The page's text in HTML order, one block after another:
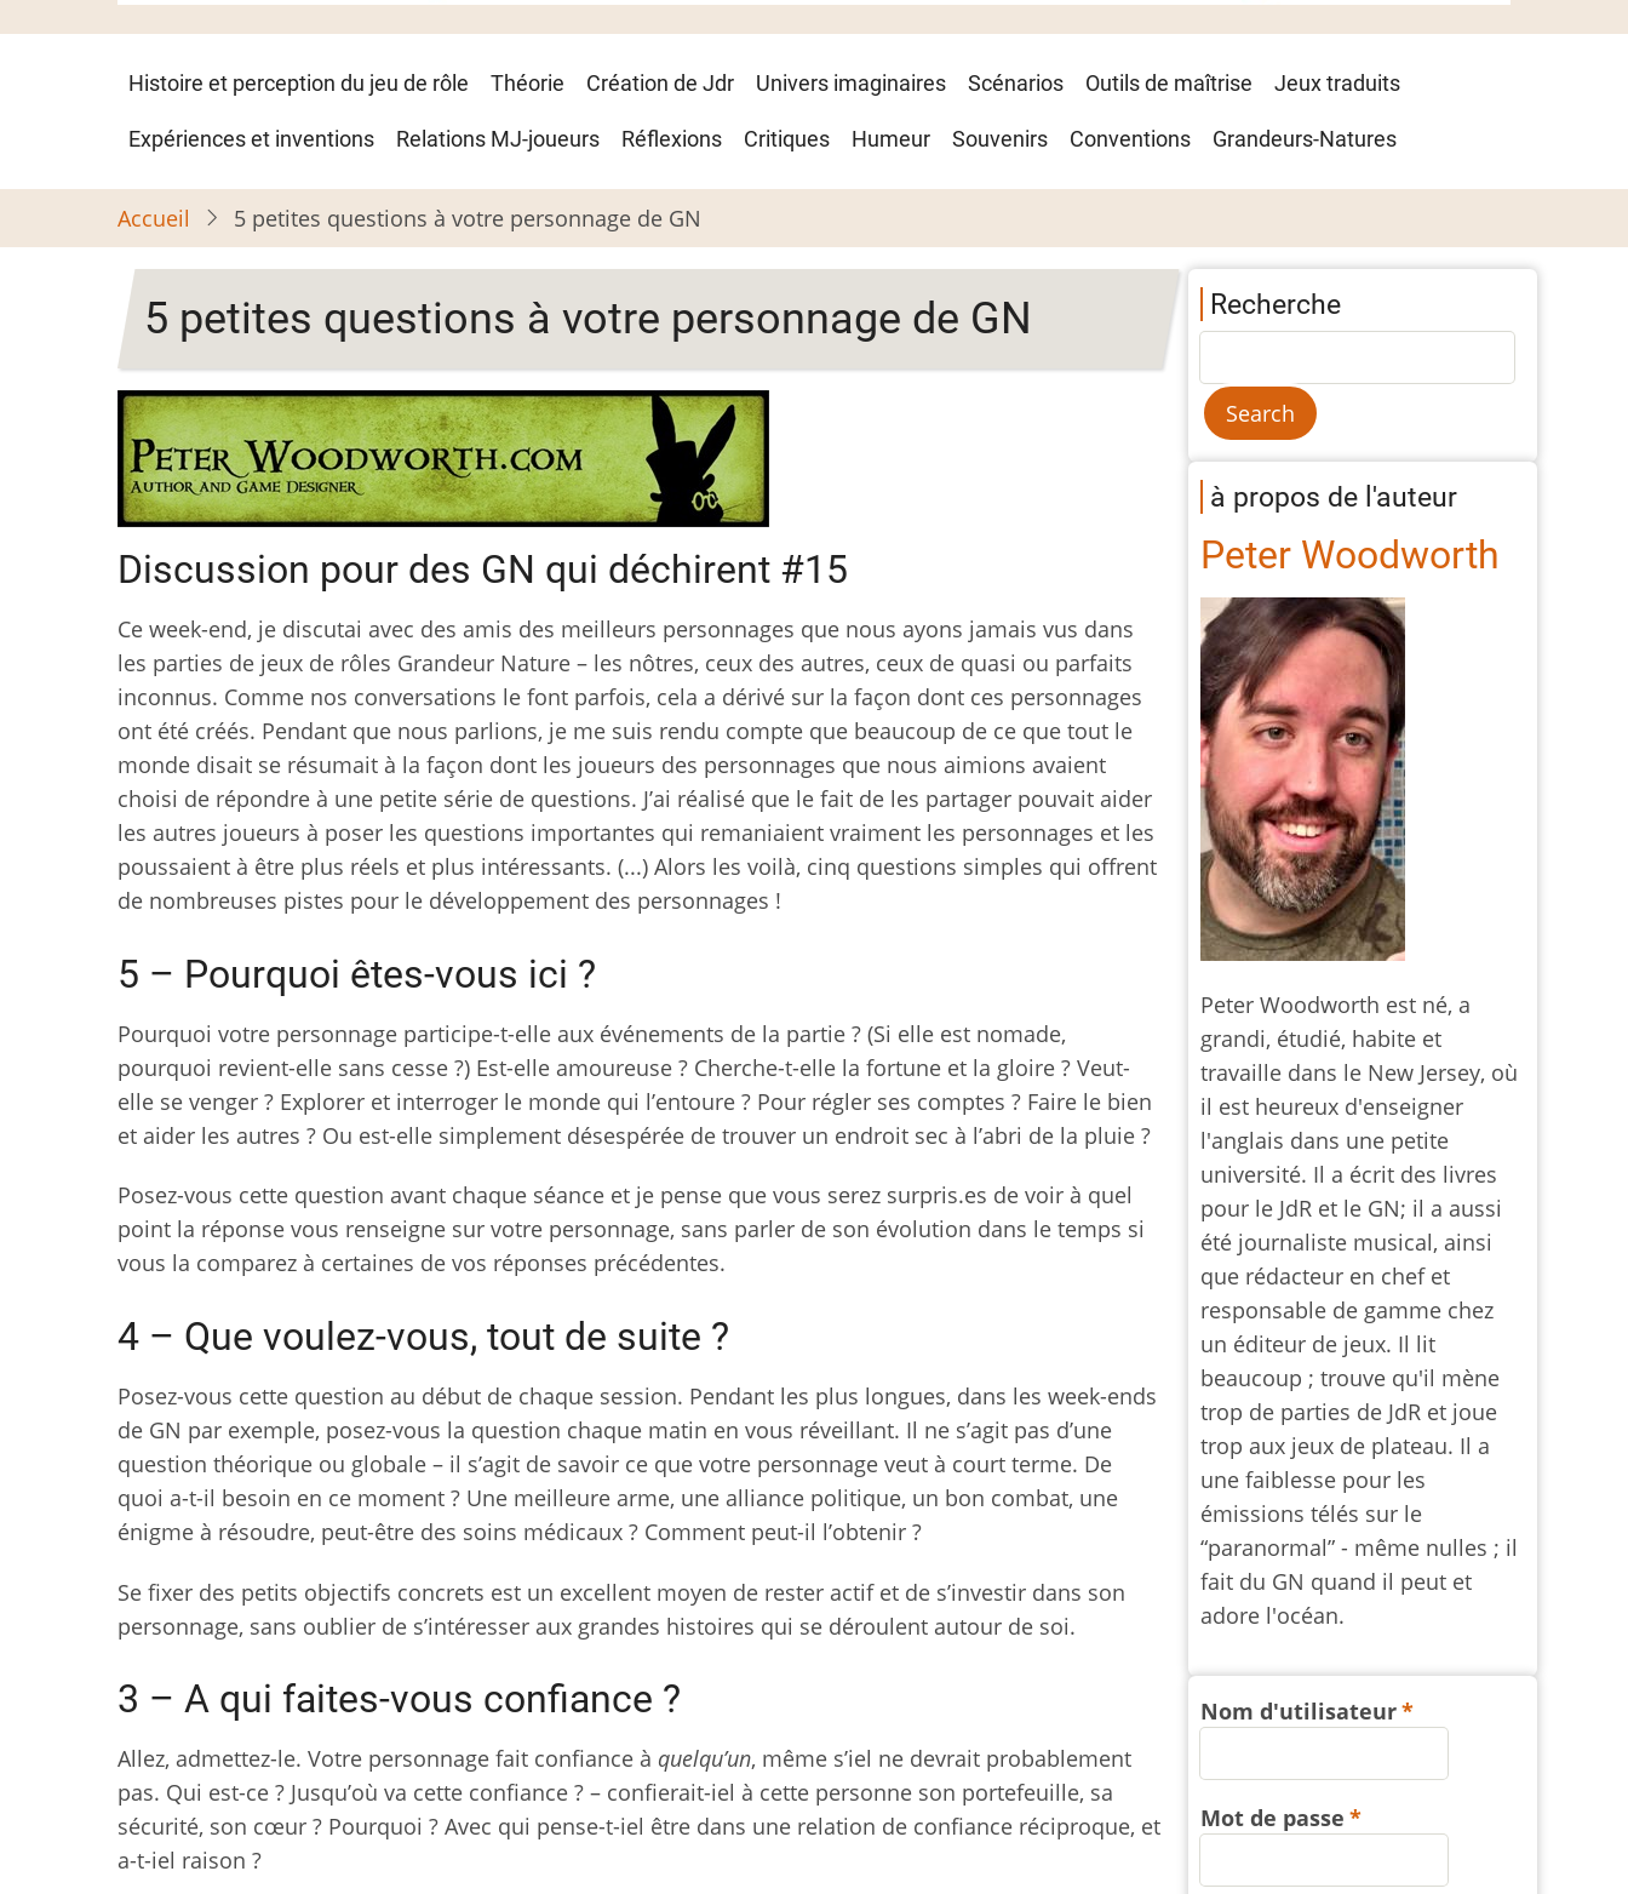
Navigation
principale
Histoire et perception du jeu de rôle Théorie Création de Jdr Univers imaginaires Scénarios Outils de maîtrise Jeux traduits
Expériences et inventions Relations MJ-joueurs Réflexions Critiques Humeur Souvenirs Conventions Grandeurs-Natures
Accueil 5 petites questions à votre personnage de GN
5 petites questions à votre personnage de GN
Discussion pour des GN qui déchirent #15
Ce week-end, je discutai avec des amis des meilleurs personnages que nous ayons jamais vus dans
les parties de jeux de rôles Grandeur Nature – les nôtres, ceux des autres, ceux de quasi ou parfaits
inconnus. Comme nos conversations le font parfois, cela a dérivé sur la façon dont ces personnages
ont été créés. Pendant que nous parlions, je me suis rendu compte que beaucoup de ce que tout le
monde disait se résumait à la façon dont les joueurs des personnages que nous aimions avaient
choisi de répondre à une petite série de questions. J’ai réalisé que le fait de les partager pouvait aider
les autres joueurs à poser les questions importantes qui remaniaient vraiment les personnages et les
poussaient à être plus réels et plus intéressants. (...) Alors les voilà, cinq questions simples qui offrent
de nombreuses pistes pour le développement des personnages !
5 – Pourquoi êtes-vous ici ?
Pourquoi votre personnage participe-t-elle aux événements de la partie ? (Si elle est nomade,
pourquoi revient-elle sans cesse ?) Est-elle amoureuse ? Cherche-t-elle la fortune et la gloire ? Veut-
elle se venger ? Explorer et interroger le monde qui l’entoure ? Pour régler ses comptes ? Faire le bien
et aider les autres ? Ou est-elle simplement désespérée de trouver un endroit sec à l’abri de la pluie ?
Posez-vous cette question avant chaque séance et je pense que vous serez surpris.es de voir à quel
point la réponse vous renseigne sur votre personnage, sans parler de son évolution dans le temps si
vous la comparez à certaines de vos réponses précédentes.
4 – Que voulez-vous, tout de suite ?
Posez-vous cette question au début de chaque session. Pendant les plus longues, dans les week-ends
de GN par exemple, posez-vous la question chaque matin en vous réveillant. Il ne s’agit pas d’une
question théorique ou globale – il s’agit de savoir ce que votre personnage veut à court terme. De
quoi a-t-il besoin en ce moment ? Une meilleure arme, une alliance politique, un bon combat, une
énigme à résoudre, peut-être des soins médicaux ? Comment peut-il l’obtenir ?
Se fixer des petits objectifs concrets est un excellent moyen de rester actif et de s’investir dans son
personnage, sans oublier de s’intéresser aux grandes histoires qui se déroulent autour de soi.
3 – A qui faites-vous confiance ?
Allez, admettez-le. Votre personnage fait confiance à quelqu’un, même s’iel ne devrait probablement
pas. Qui est-ce ? Jusqu’où va cette confiance ? – confierait-iel à cette personne son portefeuille, sa
sécurité, son cœur ? Pourquoi ? Avec qui pense-t-iel être dans une relation de confiance réciproque, et
a-t-iel raison ?
Recherche
à propos de l'auteur
Peter Woodworth
Peter Woodworth est né, a
grandi, étudié, habite et
travaille dans le New Jersey, où
il est heureux d'enseigner
l'anglais dans une petite
université. Il a écrit des livres
pour le JdR et le GN; il a aussi
été journaliste musical, ainsi
que rédacteur en chef et
responsable de gamme chez
un éditeur de jeux. Il lit
beaucoup ; trouve qu'il mène
trop de parties de JdR et joue
trop aux jeux de plateau. Il a
une faiblesse pour les
émissions télés sur le
“paranormal” - même nulles ; il
fait du GN quand il peut et
adore l'océan.
Nom d'utilisateur
Mot de passe